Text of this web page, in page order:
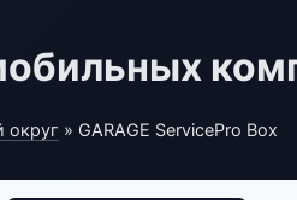
округ » GARAGE ServicePro Box